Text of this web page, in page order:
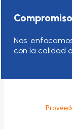
Compromiso
Nos
con la calidad